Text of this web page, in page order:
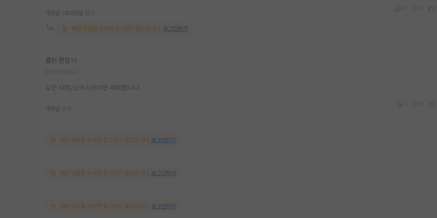
대댓글 1개 대댓글 쓰기
해당 댓글을 보려면 로그인이 필요합니다. 로그인하기
졸린 한강
같은 대학/소속기관이면 배제합니다.
대댓글 쓰기
해당 댓글을 보려면 로그인이 필요합니다. 로그인하기
해당 댓글을 보려면 로그인이 필요합니다. 로그인하기
해당 댓글을 보려면 로그인이 필요합니다. 로그인하기